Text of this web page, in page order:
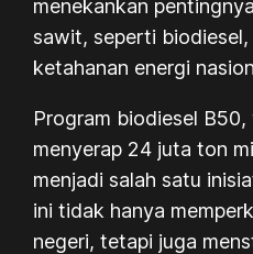
menekankan
sawit, seperti
ketahanan energi
Program biodiesel
menyerap 24 juta ton
menjadi salah satu
ini tidak hanya
negeri, tetapi juga